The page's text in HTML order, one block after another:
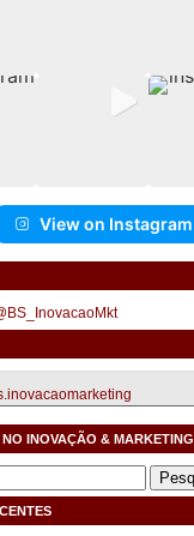
View on Instagram
NO INOVAÇÃO & MARKETING